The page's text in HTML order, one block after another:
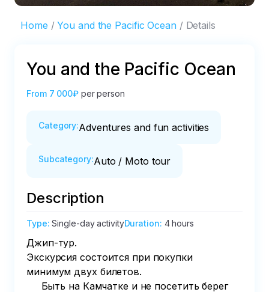
Home You and the Pacific Ocean Details
You and the Pacific Ocean
From 7 000₽ per person
Category:Adventures and fun activities
Subcategory:Auto / Moto tour
Description
Type:Single-day activityDuration: 4 hours
Джип-тур.
Экскурсия состоится при покупки
минимум двух билетов.